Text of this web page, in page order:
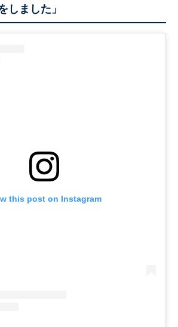
しました」
this post on Instagram